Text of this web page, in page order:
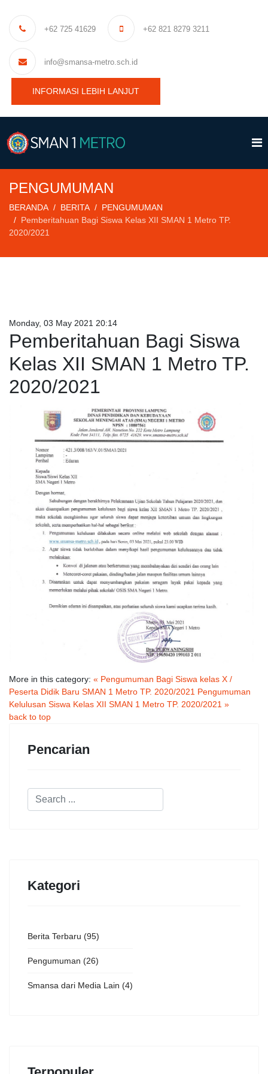
+62 725 41629 +62 821 8279 3211
info@smansa-metro.sch.id
INFORMASI LEBIH LANJUT
PENGUMUMAN
BERANDA BERITA
PENGUMUMAN
Pemberitahuan Bagi Siswa Kelas XII SMAN 1 Metro TP.
2020/2021
Monday, 03 May 2021 20:14
Pemberitahuan Bagi Siswa
Kelas XII SMAN 1 Metro TP.
2020/2021
More in this category: « Pengumuman Bagi Siswa kelas X /
Peserta Didik Baru SMAN 1 Metro TP. 2020/2021 Pengumuman
Kelulusan Siswa Kelas XII SMAN 1 Metro TP. 2020/2021 »
back to top
Pencarian
Kategori
Berita Terbaru (95)
Pengumuman (26)
Smansa dari Media Lain (4)